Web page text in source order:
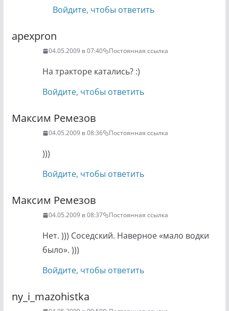
Войдите, чтобы ответить
apexpron
04.05.2009 в 07:40 Постоянная ссылка
На тракторе катались? :)
Войдите, чтобы ответить
Максим Ремезов
04.05.2009 в 08:36 Постоянная ссылка
)))
Войдите, чтобы ответить
Максим Ремезов
04.05.2009 в 08:37 Постоянная ссылка
Нет. ))) Соседский. Наверное «мало водки
было». )))
Войдите, чтобы ответить
ny_i_mazohistka